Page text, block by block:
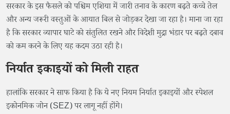
सरकार के इस फैसले को पश्चिम एशिया में जारी तनाव के कारण बढ़ते कच्चे तेल
और अन्य जरूरी वस्तुओं के आयात बिल से जोड़कर देखा जा रहा है। माना जा रहा
है कि सरकार व्यापार घाटे को संतुलित रखने और विदेशी मुद्रा भंडार पर बढ़ते दबाव
को कम करने के लिए यह कदम उठा रही है।
निर्यात इकाइयों को मिली राहत
हालांकि सरकार ने साफ किया है कि ये नए नियम निर्यात इकाइयों और स्पेशल
इकोनमिक जोन (SEZ) पर लागू नहीं होंगे।